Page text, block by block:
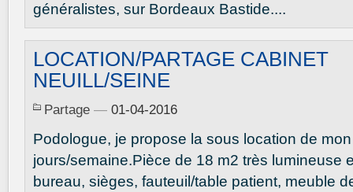
généralistes, sur Bordeaux Bastide....
LOCATION/PARTAGE CABINET
NEUILL/SEINE
Partage — 01-04-2016
Podologue, je propose la sous location de
jours/semaine.Pièce de 18 m2 très lumineuse
bureau, sièges, fauteuil/table patient, meuble